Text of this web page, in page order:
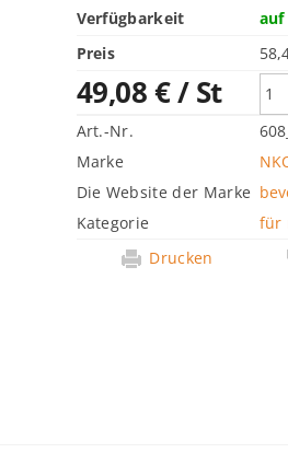
Verfügbarkeit auf
Preis
49,08 €/ St
Art.-Nr.
Marke
Die Website der Marke
Kategorie
für
Drucken